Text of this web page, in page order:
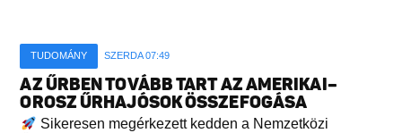
TUDOMÁNY SZERDA 07:49
AZ ŰRBEN TOVÁBB TART AZ AMERIKAI–
OROSZ ŰRHAJÓSOK ÖSSZEFOGÁSA
Sikeresen megérkezett kedden a Nemzetközi